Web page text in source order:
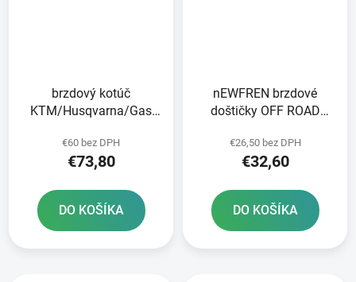
brzdový kotúč
KTM/Husqvarna/Gas
€60 bez DPH
€73,80
DO KOŠÍKA
nEWFREN brzdové
doštičky OFF ROAD
balení
€26,50 bez DPH
€32,60
DO KOŠÍKA